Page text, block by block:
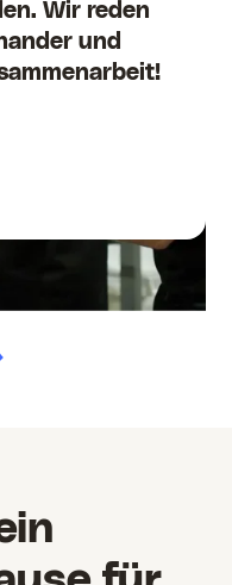
Wir reden
und